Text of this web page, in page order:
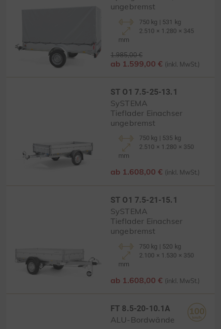
ungebremst
750 kg | 531 kg
2.510 × 1.280 × 345
mm
1.985,00 €
ab 1.599,00 € (inkl. MwSt.)
ST O1 7.5-25-13.1
SySTEMA
Tieflader Einachser
ungebremst
750 kg | 535 kg
2.510 × 1.280 × 350
mm
ab 1.608,00 € (inkl. MwSt.)
ST O1 7.5-21-15.1
SySTEMA
Tieflader Einachser
ungebremst
750 kg | 520 kg
2.100 × 1.530 × 350
mm
ab 1.608,00 € (inkl. MwSt.)
FT 8.5-20-10.1A
ALU-Bordwände